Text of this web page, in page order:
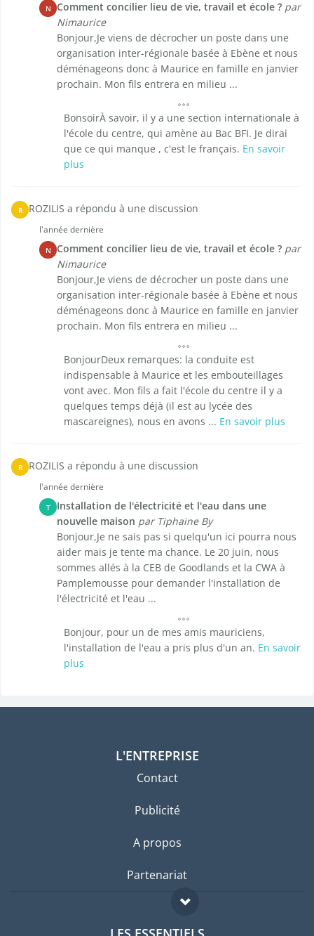
N Comment concilier lieu de vie, travail et école ? par
Nimaurice
Bonjour,Je viens de décrocher un poste dans une
organisation inter-régionale basée à Ebène et nous
déménageons donc à Maurice en famille en janvier
prochain. Mon fils entrera en milieu ...
BonsoirÀ savoir, il y a une section internationale à
l'école du centre, qui amène au Bac BFI. Je dirai
que ce qui manque , c'est le français. En savoir
plus
R ROZILIS a répondu à une discussion
l'année dernière
N Comment concilier lieu de vie, travail et école ? par
Nimaurice
Bonjour,Je viens de décrocher un poste dans une
organisation inter-régionale basée à Ebène et nous
déménageons donc à Maurice en famille en janvier
prochain. Mon fils entrera en milieu ...
BonjourDeux remarques: la conduite est
indispensable à Maurice et les embouteillages
vont avec. Mon fils a fait l'école du centre il y a
quelques temps déjà (il est au lycée des
mascareignes), nous en avons ... En savoir plus
R ROZILIS a répondu à une discussion
l'année dernière
T
Installation de l'électricité et l'eau dans une
nouvelle maison par Tiphaine By
Bonjour,Je ne sais pas si quelqu'un ici pourra nous
aider mais je tente ma chance. Le 20 juin, nous
sommes allés à la CEB de Goodlands et la CWA à
Pamplemousse pour demander l'installation de
l'électricité et l'eau ...
Bonjour, pour un de mes amis mauriciens,
l'installation de l'eau a pris plus d'un an. En savoir
plus
L'ENTREPRISE
Contact
Publicité
A propos
Partenariat